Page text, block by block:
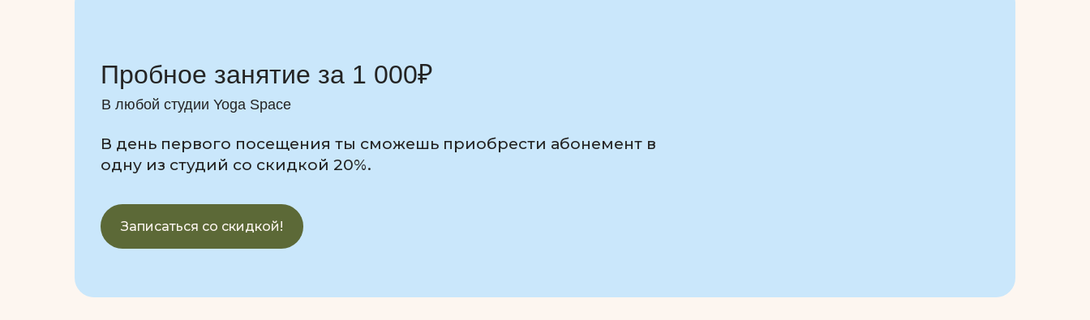
Пробное занятие за 1 000₽
В день первого посещения ты сможешь приобрести абонемент в
одну из студий со скидкой 20%.
Записаться со скидкой!
В любой студии Yoga Space